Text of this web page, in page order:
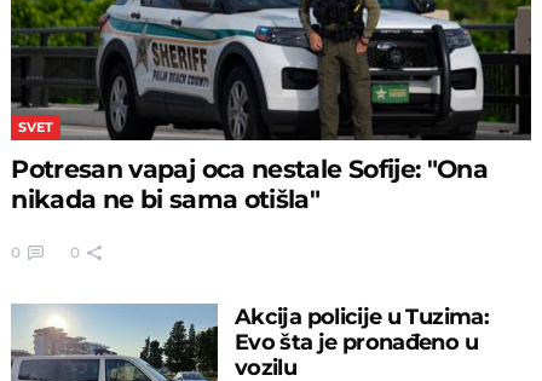
SVET
Potresan vapaj oca nestale Sofije: "Ona
nikada ne bi sama otišla"
0 0
Akcija policije u Tuzima:
Evo šta je pronađeno u
vozilu